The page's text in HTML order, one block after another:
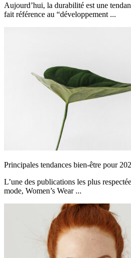
Aujourd’hui, la durabilité est une
fait référence au “développement ...
Principales tendances bien-être pour
L’une des publications les plus
mode, Women’s Wear ...